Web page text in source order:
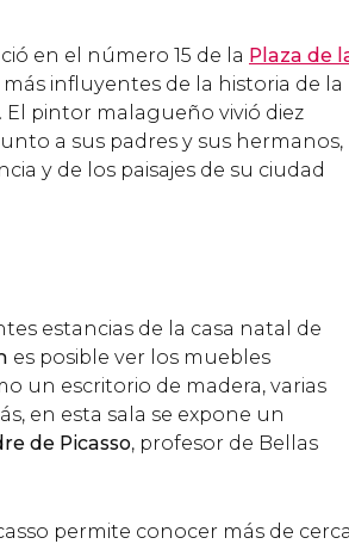
en el número 15 de la Plaza de
influyentes de la historia de la
. El pintor malagueño vivió diez
a sus padres y sus hermanos,
y de los paisajes de su ciudad
estancias de la casa natal de
es posible ver los muebles
un escritorio de madera, varias
en esta sala se expone un
de Picasso, profesor de Bellas
permite conocer más de